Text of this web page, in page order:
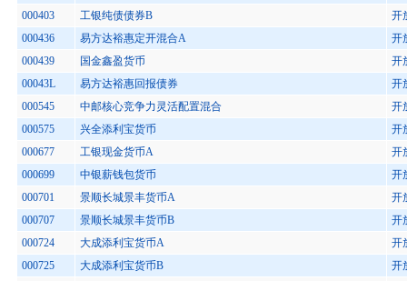
000403
工银纯债债券B
开
000436
易方达裕惠定开混合A
开
000439
国金鑫盈货币
开
00043L
易方达裕惠回报债券
开
000545
中邮核心竞争力灵活配置混合
开
000575
兴全添利宝货币
开
000677
工银现金货币A
开
000699
中银薪钱包货币
开
000701
景顺长城景丰货币A
开
000707
景顺长城景丰货币B
开
000724
大成添利宝货币A
开
000725
大成添利宝货币B
开